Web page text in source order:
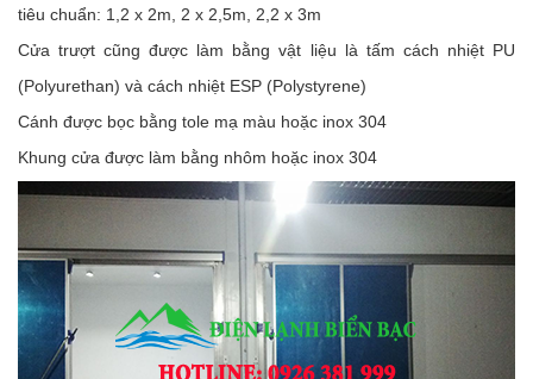
tiêu chuẩn: 1,2 x 2m, 2 x 2,5m, 2,2 x 3m
Cửa trượt cũng được làm bằng vật liệu là tấm cách nhiệt PU
(Polyurethan) và cách nhiệt ESP (Polystyrene)
Cánh được bọc bằng tole mạ màu hoặc inox 304
Khung cửa được làm bằng nhôm hoặc inox 304